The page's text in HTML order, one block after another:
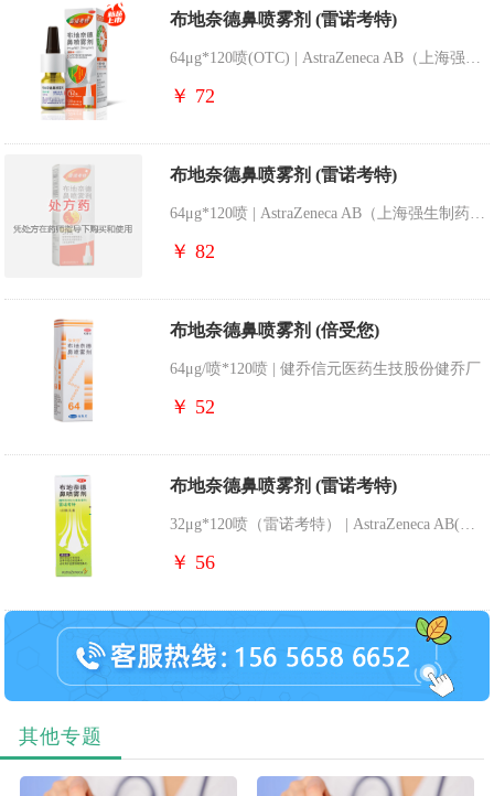
布地奈德鼻喷雾剂 (雷诺考特)
64μg*120喷(OTC) | AstraZeneca AB（上海强生制药分装）
￥ 72
布地奈德鼻喷雾剂 (雷诺考特)
64μg*120喷 | AstraZeneca AB（上海强生制药分装）
￥ 82
布地奈德鼻喷雾剂 (倍受您)
64μg/喷*120喷 | 健乔信元医药生技股份健乔厂
￥ 52
布地奈德鼻喷雾剂 (雷诺考特)
32μg*120喷（雷诺考特） | AstraZeneca AB(瑞典)(阿斯利康制药分装)
￥ 56
其他专题